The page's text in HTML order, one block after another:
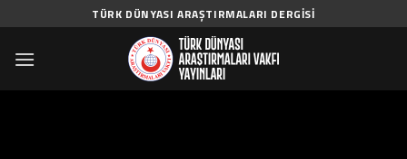
to
content
TÜRK DÜNYASI ARAŞTIRMALARI DERGISI